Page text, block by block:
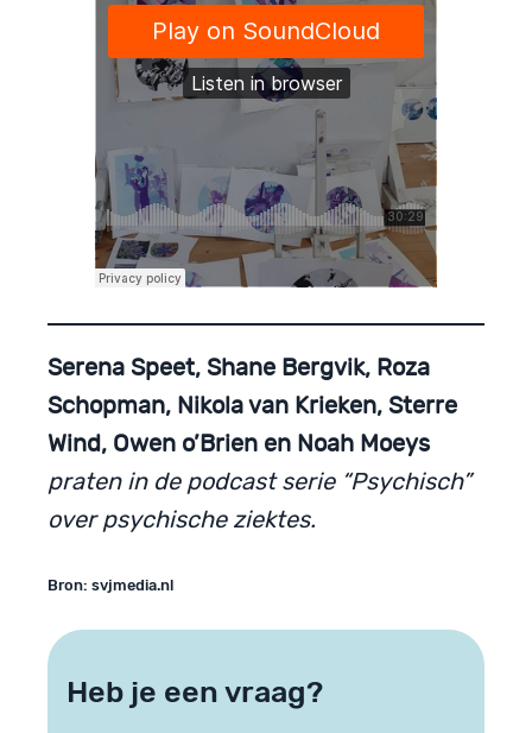
Serena Speet, Shane Bergvik, Roza
Schopman, Nikola van Krieken, Sterre
Wind, Owen o’Brien en Noah Moeys
praten in de podcast serie “Psychisch”
over psychische ziektes.
Bron: svjmedia.nl
Heb je een vraag?